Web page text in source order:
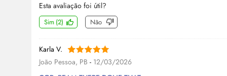
Esta avaliação foi útil?
Sim (2) Não
Karla V.
João Pessoa, PB - 12/03/2026